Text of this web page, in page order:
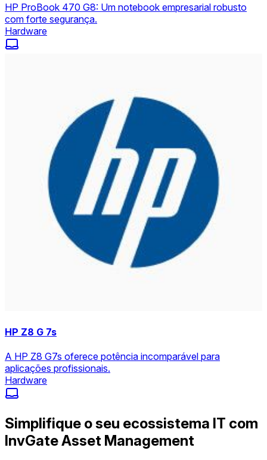
HP ProBook 470 G8: Um notebook empresarial robusto
com forte segurança.
Hardware
HP Z8 G 7s
A HP Z8 G7s oferece potência incomparável para
aplicações profissionais.
Hardware
Simplifique o seu ecossistema IT com
InvGate Asset Management